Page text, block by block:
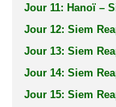
Jour 11: Hanoï –
Jour 12: Siem
Jour 13: Siem
Jour 14: Siem
Jour 15: Siem